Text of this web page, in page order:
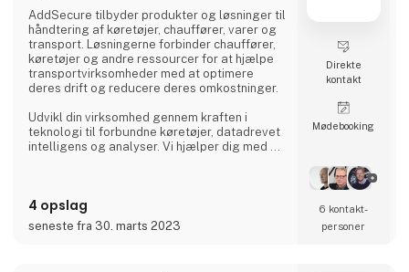
AddSecure tilbyder produkter og løsninger til
håndtering af køretøjer, chauffører, varer og
transport. Løsningerne forbinder chauffører,
køretøjer og andre ressourcer for at hjælpe
transportvirksomheder med at optimere
deres drift og reducere deres omkostninger.
Udvikl din virksomhed gennem kraften i
teknologi til forbundne køretøjer, datadrevet
intelligens og analyser. Vi hjælper dig med at
global e-handel og miljøregler.
4 opslag
seneste fra 30. marts 2023
Direkte
kontakt
Møde­booking
6 kontakt­
personer